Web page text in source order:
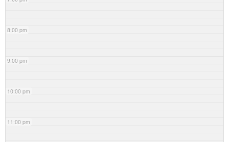
8:00 pm
9:00 pm
10:00 pm
11:00 pm